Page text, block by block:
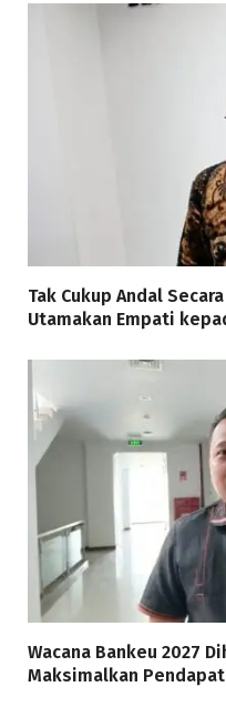
Tak Cukup Andal
Utamakan Empati
Wacana Bankeu 2027
Maksimalkan